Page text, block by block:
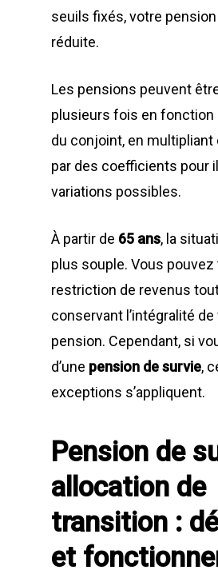
seuils fixés, votre
réduite.
Les pensions peuvent
plusieurs fois en fonction
du conjoint, en
par des coefficients pour
variations possibles.
À partir de 65 ans, la
plus souple. Vous pouvez
restriction de revenus
conservant l’intégralité de
pension. Cependant, si
d’une pension de survie,
exceptions s’appliquent.
Pension de
allocation de
transition :
et